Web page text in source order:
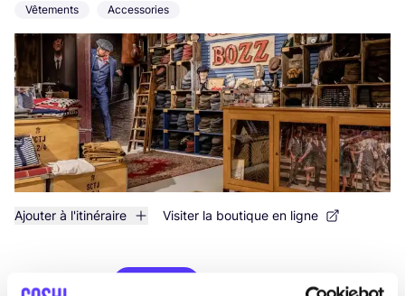
Vêtements Accessories
Ajouter à l'itinéraire Visiter la boutique en ligne